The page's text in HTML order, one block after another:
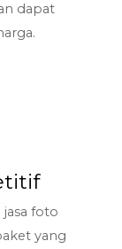
dapat
foto
yang